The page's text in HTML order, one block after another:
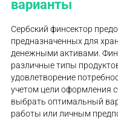
варианты
Сербский финсектор
предназначенных для
денежными активами.
различные типы
удовлетворение
учетом цели оформления
выбрать оптимальный
работы или личным